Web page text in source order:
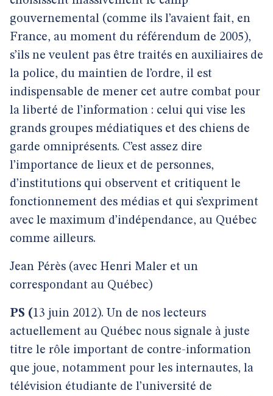
gouvernemental (comme ils l’avaient fait, en
France, au moment du référendum de 2005),
s’ils ne veulent pas être traités en auxiliaires de
la police, du maintien de l’ordre, il est
indispensable de mener cet autre combat pour
la liberté de l’information : celui qui vise les
grands groupes médiatiques et des chiens de
garde omniprésents. C’est assez dire
l’importance de lieux et de personnes,
d’institutions qui observent et critiquent le
fonctionnement des médias et qui s’expriment
avec le maximum d’indépendance, au Québec
comme ailleurs.
Jean Pérès (avec Henri Maler et un
correspondant au Québec)
PS (13 juin 2012). Un de nos lecteurs
actuellement au Québec nous signale à juste
titre le rôle important de contre-information
que joue, notamment pour les internautes, la
télévision étudiante de l’université de